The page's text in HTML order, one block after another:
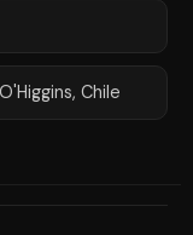
Chile